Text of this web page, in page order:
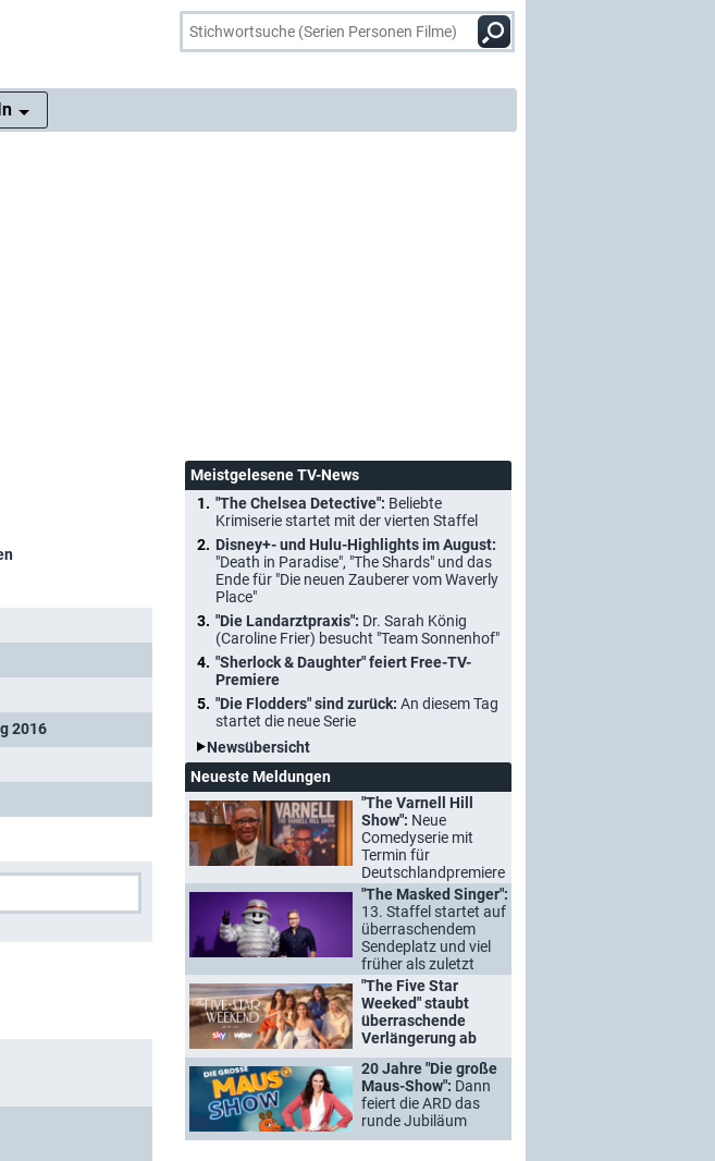
2016
Meistgelesene TV-News
"The Chelsea Detective": Beliebte
Krimiserie startet mit der vierten Staffel
Disney+- und Hulu-Highlights im August:
"Death in Paradise", "The Shards" und das
Ende für "Die neuen Zauberer vom Waverly
Place"
"Die Landarztpraxis": Dr. Sarah König
(Caroline Frier) besucht "Team Sonnenhof"
"Sherlock & Daughter" feiert Free-TV-
Premiere
"Die Flodders" sind zurück: An diesem Tag
startet die neue Serie
Newsübersicht
Neueste Meldungen
"The Varnell Hill
Show": Neue
Comedyserie mit
Termin für
Deutschlandpremiere
"The Masked Singer":
13. Staffel startet auf
überraschendem
Sendeplatz und viel
früher als zuletzt
"The Five Star
Weeked" staubt
überraschende
Verlängerung ab
20 Jahre "Die große
Maus-Show": Dann
feiert die ARD das
runde Jubiläum